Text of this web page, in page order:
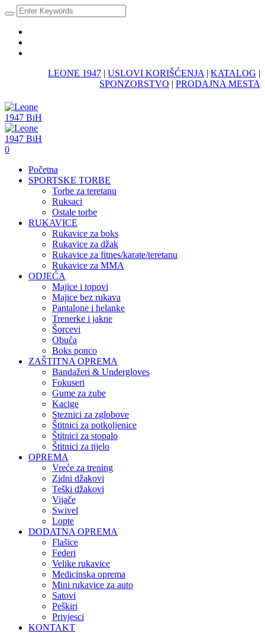
LEONE 1947 | USLOVI KORIŠĆENJA | KATALOG |
SPONZORSTVO | PRODAJNA MESTA
0
Početna
SPORTSKE TORBE
Torbe za teretanu
Ruksaci
Ostale torbe
RUKAVICE
Rukavice za boks
Rukavice za džak
Rukavice za fitnes/karate/teretanu
Rukavice za MMA
ODJEĆA
Majice i topovi
Majice bez rukava
Pantalone i helanke
Trenerke i jakne
Šorcevi
Obuća
Boks ponco
ZAŠTITNA OPREMA
Bandažeri & Undergloves
Fokuseri
Gume za zube
Kacige
Steznici za zglobove
Štitnici za potkoljenice
Štitnici za stopalo
Štitnici za tijelo
OPREMA
Vreće za trening
Zidni džakovi
Teški džakovi
Vijače
Swivel
Lopte
DODATNA OPREMA
Flašice
Federi
Velike rukavice
Medicinska oprema
Mini rukavice za auto
Satovi
Peškiri
Privjesci
KONTAKT